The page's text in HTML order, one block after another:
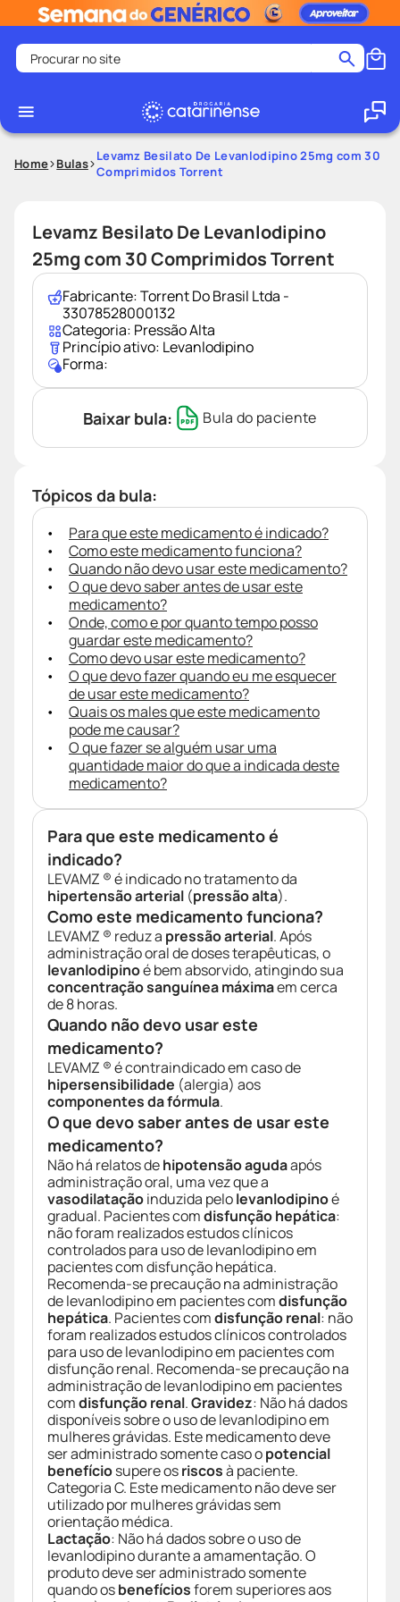
Procurar no site
1
medley
shampoo
5º
ozivy
6º
lenço umedecido
protetor solar
desodorante
fralda pampers
10
Home Bulas Levamz Besilato De Levanlodipino 25mg com 30
Comprimidos Torrent
Levamz Besilato De Levanlodipino
25mg com 30 Comprimidos Torrent
Fabricante:Torrent Do Brasil Ltda -
33078528000132
Categoria: Pressão Alta
Princípio ativo: Levanlodipino
Forma:
Baixar bula: Bula do paciente
Tópicos da bula:
Para que este medicamento é indicado?
Como este medicamento funciona?
Quando não devo usar este medicamento?
O que devo saber antes de usar este
medicamento?
Onde, como e por quanto tempo posso
guardar este medicamento?
Como devo usar este medicamento?
O que devo fazer quando eu me esquecer
de usar este medicamento?
Quais os males que este medicamento
pode me causar?
O que fazer se alguém usar uma
quantidade maior do que a indicada deste
medicamento?
Para que este medicamento é
indicado?
LEVAMZ ® é indicado no tratamento da
hipertensão arterial (pressão alta).
Como este medicamento funciona?
LEVAMZ ® reduz a pressão arterial. Após
administração oral de doses terapêuticas, o
levanlodipinoé bem absorvido, atingindo sua
concentração sanguínea máximaem cerca
de 8 horas.
Quando não devo usar este
medicamento?
LEVAMZ ® é contraindicado em caso de
hipersensibilidade (alergia) aos
componentes da fórmula.
O que devo saber antes de usar este
medicamento?
Não há relatos dehipotensão agudaapós
administração oral, uma vez que a
vasodilataçãoinduzida pelolevanlodipinoé
gradual. Pacientes comdisfunção hepática:
não foram realizados estudos clínicos
controlados para uso de levanlodipino em
pacientes com disfunção hepática.
Recomenda-se precaução na administração
de levanlodipino em pacientes comdisfunção
hepática. Pacientes comdisfunção renal: não
foram realizados estudos clínicos controlados
para uso de levanlodipino em pacientes com
disfunção renal. Recomenda-se precaução na
administração de levanlodipino em pacientes
comdisfunção renal.Gravidez: Não há dados
disponíveis sobre o uso de levanlodipino em
mulheres grávidas. Este medicamento deve
ser administrado somente caso opotencial
benefíciosupere osriscosà paciente.
Categoria C. Este medicamento não deve ser
utilizado por mulheres grávidas sem
orientação médica.
Lactação: Não há dados sobre o uso de
levanlodipino durante a amamentação. O
produto deve ser administrado somente
quando osbenefíciosforem superiores aos